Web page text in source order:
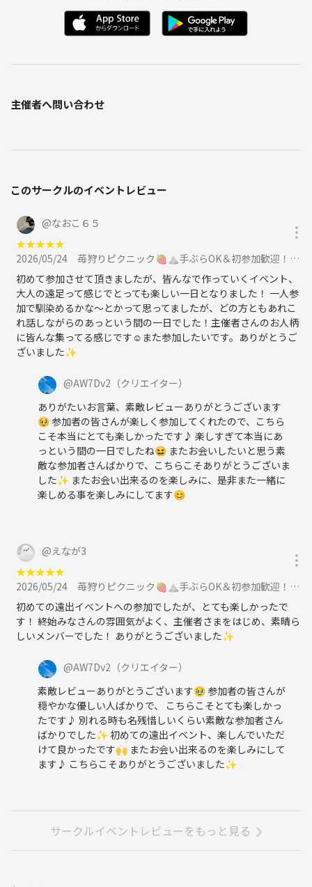
主催者へ問い合わせ
このサークルのイベントレビュー
@なおこ６５
★★★★★
2026/05/24
苺狩りピクニック🍓⛰️手ぶらOK＆初参加歓迎！春限定の絶品いちご体験でリフレッシュ✨に参加
初めて参加させて頂きましたが、皆んなで作っていくイベント、
大人の遠足って感じでとっても楽しい一日となりました！ 一人参
加で馴染めるかな〜とかって思ってましたが、どの方ともあれこ
れ話しながらのあっという間の一日でした！主催者さんのお人柄
に皆んな集ってる感じです☺️また参加したいです。ありがとうご
ざいました✨
@AW7Dv2 （クリエイター）
ありがたいお言葉、素敵レビューありがとうございます
🥹 参加者の皆さんが楽しく参加してくれたので、こちら
こそ本当にとても楽しかったです♪ 楽しすぎて本当にあ
っという間の一日でしたね😆 またお会いしたいと思う素
敵な参加者さんばかりで、こちらこそありがとうございま
した✨ またお会い出来るのを楽しみに、是非また一緒に
楽しめる事を楽しみにしてます😊
@えなが3
★★★★★
2026/05/24
苺狩りピクニック🍓⛰️手ぶらOK＆初参加歓迎！春限定の絶品いちご体験でリフレッシュ✨に参加
初めての遠出イベントへの参加でしたが、とても楽しかったで
す！ 終始みなさんの雰囲気がよく、主催者さまをはじめ、素晴ら
しいメンバーでした！ ありがとうございました✨
@AW7Dv2 （クリエイター）
素敵レビューありがとうございます🥹 参加者の皆さんが
穏やかな優しい人ばかりで、 こちらこそとても楽しかっ
たです♪ 別れる時も名残惜しいくらい素敵な参加者さん
ばかりでした✨ 初めての遠出イベント、楽しんでいただ
けて良かったです🙌 またお会い出来るのを楽しみにして
ます♪ こちらこそありがとうございました✨
サークルイベントレビューをもっと見る